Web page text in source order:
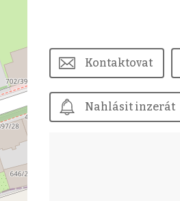
Kontaktovat
Nahlásit inzerát